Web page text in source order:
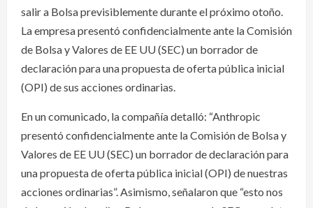
salir a Bolsa previsiblemente durante el próximo otoño.
La empresa presentó confidencialmente ante la Comisión
de Bolsa y Valores de EE UU (SEC) un borrador de
declaración para una propuesta de oferta pública inicial
(OPI) de sus acciones ordinarias.
En un comunicado, la compañía detalló: “Anthropic
presentó confidencialmente ante la Comisión de Bolsa y
Valores de EE UU (SEC) un borrador de declaración para
una propuesta de oferta pública inicial (OPI) de nuestras
acciones ordinarias”. Asimismo, señalaron que “esto nos